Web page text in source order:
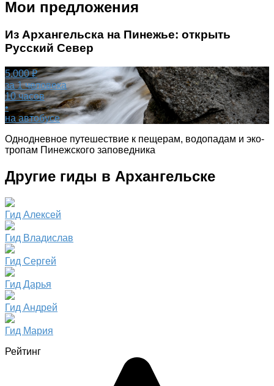
Мои предложения
Из Архангельска на Пинежье: открыть
Русский Север
5,000 ₽
за 1 человека
10 часов
•
на автобусе
Однодневное путешествие к пещерам, водопадам и эко-
тропам Пинежского заповедника
Другие гиды в Архангельске
Гид Алексей
Гид Владислав
Гид Сергей
Гид Дарья
Гид Андрей
Гид Мария
Рейтинг